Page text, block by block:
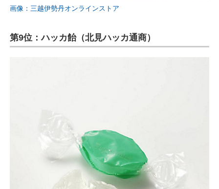
画像：三越伊勢丹オンラインストア
第9位：ハッカ飴（北見ハッカ通商）